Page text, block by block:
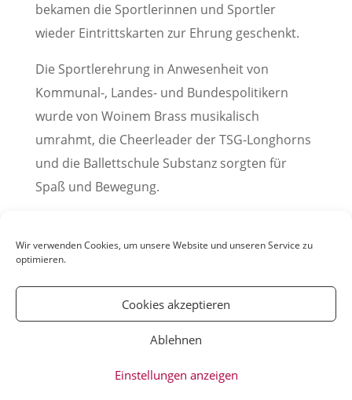
Wir verwenden Cookies, um unsere Website und unseren Service zu
optimieren.
Cookies akzeptieren
Ablehnen
Einstellungen anzeigen
bekamen die Sportlerinnen und Sportler
wieder Eintrittskarten zur Ehrung geschenkt.
Die Sportlerehrung in Anwesenheit von
Kommunal-, Landes- und Bundespolitikern
wurde von Woinem Brass musikalisch
umrahmt, die Cheerleader der TSG-Longhorns
und die Ballettschule Substanz sorgten für
Spaß und Bewegung.
Dezember 2023
Weinheimer Jugendmedien gUG //